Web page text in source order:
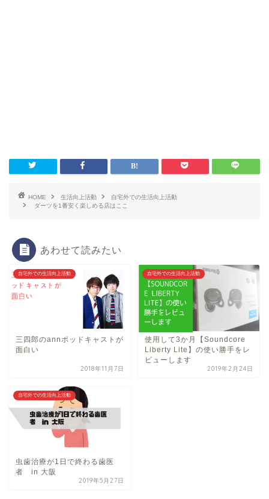
HOME 生活向上活動
自宅外での生活向上活動
ダーツを1番安く楽しめる店はここ
あわせて読みたい
自宅外での生活向上活動
三四郎のannポッドキャストが
面白い
2018年11月7日
自宅外での生活向上活動
使用して3か月【Soundcore
Liberty Lite】の使い勝手をレ
ビューします
2019年2月24日
自宅外での生活向上活動
虫歯治療が1日で終わる歯医
者 in 大阪
2019年5月27日